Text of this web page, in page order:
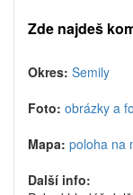
Zde najdeš
Okres: Semily
Foto: obrázky a
Mapa: poloha na
Další info: